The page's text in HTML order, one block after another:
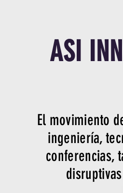
ASI
El movimiento
ingeniería,
conferencias,